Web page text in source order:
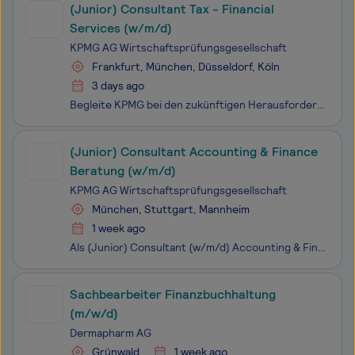
(Junior) Consultant Tax - Financial
Services (w/m/d)
KPMG AG Wirtschaftsprüfungsgesellschaft
Frankfurt, München, Düsseldorf, Köln
3 days ago
Begleite KPMG bei den zukünftigen Herausforderungen unserer Kundi:nnen. Begeistere auch Du Dich für die Vielfalt unserer Fragestellungen - und mach gemeinsam mit uns den Unterschied. Unterstütze gemeinsam mit Deinem Team aus dem Bereich Financial Services Tax die steuerliche Beratung nationaler und
(Junior) Consultant Accounting & Finance
Beratung (w/m/d)
KPMG AG Wirtschaftsprüfungsgesellschaft
München, Stuttgart, Mannheim
1 week ago
Als (Junior) Consultant (w/m/d) Accounting & Finance Beratung berätst Du unsere nationalen und internationalen Kunden und Kundinnen bei komplexen Accounting- und Kapitalmarktprojekten sowie bei der Optimierung ihres Finanz- und Rechnungswesens.
Sachbearbeiter Finanzbuchhaltung
(m/w/d)
Dermapharm AG
Grünwald
1 week ago